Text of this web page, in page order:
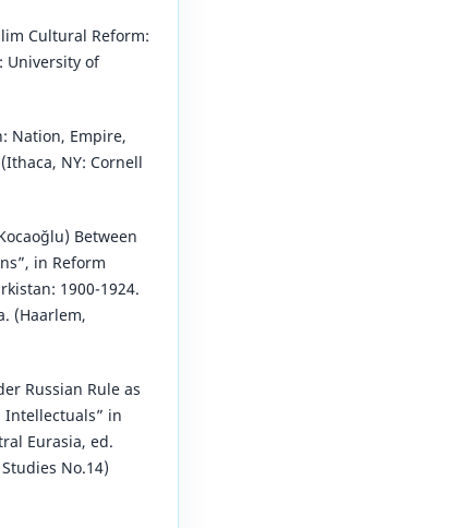
Cultural Reform:
University of
Nation, Empire,
NY: Cornell
Between
in Reform
1900-1924.
(Haarlem,
Russian Rule as
Intellectuals” in
Eurasia, ed.
No.14)